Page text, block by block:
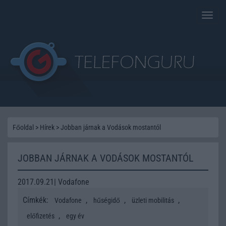
Toggle
Főoldal > Hírek >Jobban járnak a Vodások mostantól
JOBBAN JÁRNAK A VODÁSOK MOSTANTÓL
2017.09.21| Vodafone
Címkék:
Vodafone , hűségidő , üzleti mobilitás ,
előfizetés , egy év